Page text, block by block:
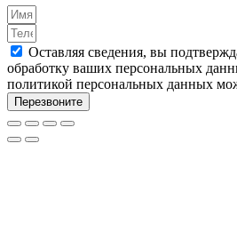
Оставляя сведения, вы
обработку ваших персональных
политикой персональных данных
Перезвоните